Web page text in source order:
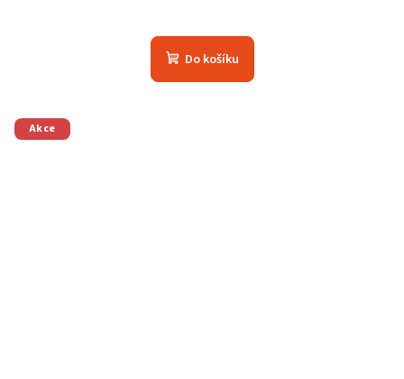
Do košíku
Akce